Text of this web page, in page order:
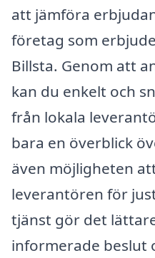
att jämföra
företag som
Billsta. Genom att
kan du enkelt och
från lokala
bara en överblick
även möjligheten
leverantören för
tjänst gör det
informerade beslut